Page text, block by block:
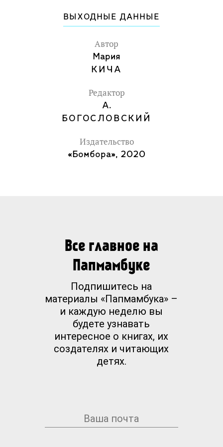
ВЫХОДНЫЕ ДАННЫЕ
Автор
Мария
КИЧА
Редактор
А.
БОГОСЛОВСКИЙ
Издательство
«Бомбора», 2020
Все главное на
Папмамбуке
Подпишитесь на
материалы «Папмамбука» –
и каждую неделю вы
будете узнавать
интересное о книгах, их
создателях и читающих
детях.